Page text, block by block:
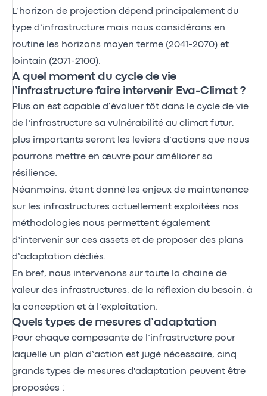
L’horizon de projection dépend principalement du
type d’infrastructure mais nous considérons en
routine les horizons moyen terme (2041-2070) et
lointain (2071-2100).
A quel moment du cycle de vie
l‘infrastructure faire intervenir Eva-Climat ?
Plus on est capable d’évaluer tôt dans le cycle de vie
de l’infrastructure sa vulnérabilité au climat futur,
plus importants seront les leviers d’actions que nous
pourrons mettre en œuvre pour améliorer sa
résilience.
Néanmoins, étant donné les enjeux de maintenance
sur les infrastructures actuellement exploitées nos
méthodologies nous permettent également
d’intervenir sur ces assets et de proposer des plans
d’adaptation dédiés.
En bref, nous intervenons sur toute la chaine de
valeur des infrastructures, de la réflexion du besoin, à
la conception et à l’exploitation.
Quels types de mesures d’adaptation
Pour chaque composante de l’infrastructure pour
laquelle un plan d’action est jugé nécessaire, cinq
grands types de mesures d'adaptation peuvent être
proposées :